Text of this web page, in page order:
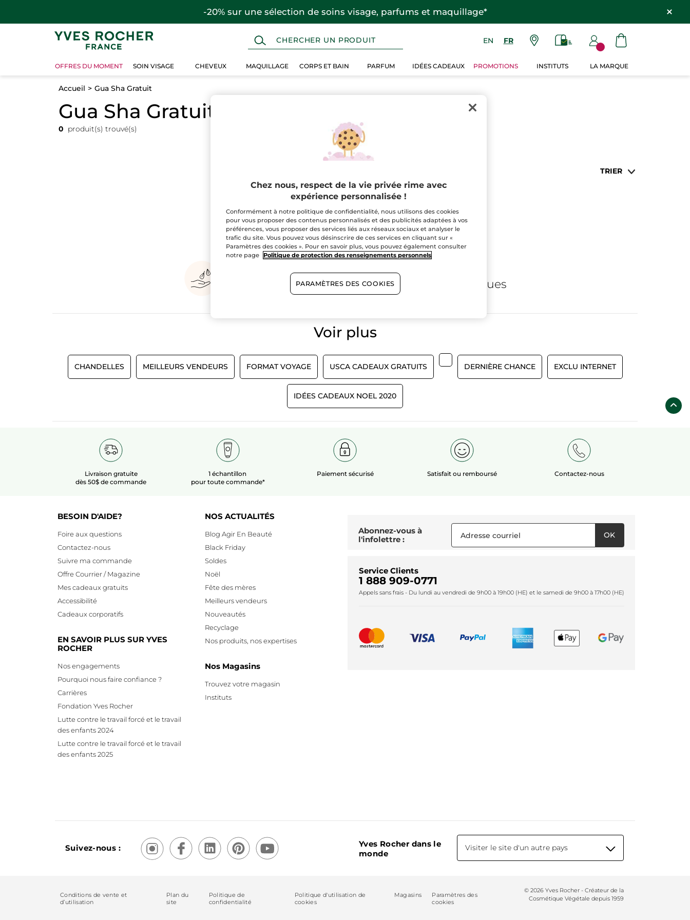
-20% sur une sélection de soins visage, parfums et maquillage*
EN FR
OFFRES DU MOMENT SOIN VISAGE CHEVEUX MAQUILLAGE CORPS ET BAIN PARFUM IDÉES CADEAUX PROMOTIONS INSTITUTS LA MARQUE
Accueil Gua Sha Gratuit
Gua Sha Gratuit
0 produit(s) trouvé(s)
TRIER
extraits
60 hectares
champs biologiques
Voir plus​
CHANDELLES MEILLEURS VENDEURS FORMAT VOYAGE USCA CADEAUX GRATUITS DERNIÈRE CHANCE EXCLU INTERNET
IDÉES CADEAUX NOEL 2020
Livraison gratuite
dès 50$ de commande
1 échantillon
pour toute commande*
Paiement sécurisé Satisfait ou remboursé Contactez-nous
BESOIN D'AIDE?
Foire aux questions
Contactez-nous
Suivre ma commande
Offre Courrier / Magazine
Mes cadeaux gratuits
Accessibilité
Cadeaux corporatifs
EN SAVOIR PLUS SUR YVES
ROCHER
Nos engagements
Pourquoi nous faire confiance ?
Carrières
Fondation Yves Rocher
Lutte contre le travail forcé et le travail
des enfants 2024
Lutte contre le travail forcé et le travail
des enfants 2025
NOS ACTUALITÉS
Blog Agir En Beauté
Black Friday
Soldes
Noël
Fête des mères
Meilleurs vendeurs
Nouveautés
Recyclage
Nos produits, nos expertises
Nos Magasins
Trouvez votre magasin
Instituts
Abonnez-vous à
l'infolettre :
OK
Service Clients
1 888 909-0771
Appels sans frais - Du lundi au vendredi de 9h00 à 19h00 (HE) et le samedi de 9h00 à 17h00 (HE)
Suivez-nous :
Yves Rocher dans le
monde
Visiter le site d'un autre pays
Conditions de vente et
d’utilisation
Plan du
site
Politique de
confidentialité
Politique d'utilisation de
cookies
Magasins
Paramètres des
cookies
© 2026 Yves Rocher - Créateur de la
Cosmétique Végétale depuis 1959
Chez nous, respect de la vie privée rime avec
expérience personnalisée !
Conformément à notre politique de confidentialité, nous utilisons des cookies
pour vous proposer des contenus personnalisés et des publicités adaptées à vos
préférences, vous proposer des services liés aux réseaux sociaux et analyser le
trafic du site. Vous pouvez vous désinscrire de ces services en cliquant sur «
Paramètres des cookies ». Pour en savoir plus, vous pouvez également consulter
notre page
Politique de protection des renseignements personnels
PARAMÈTRES DES COOKIES